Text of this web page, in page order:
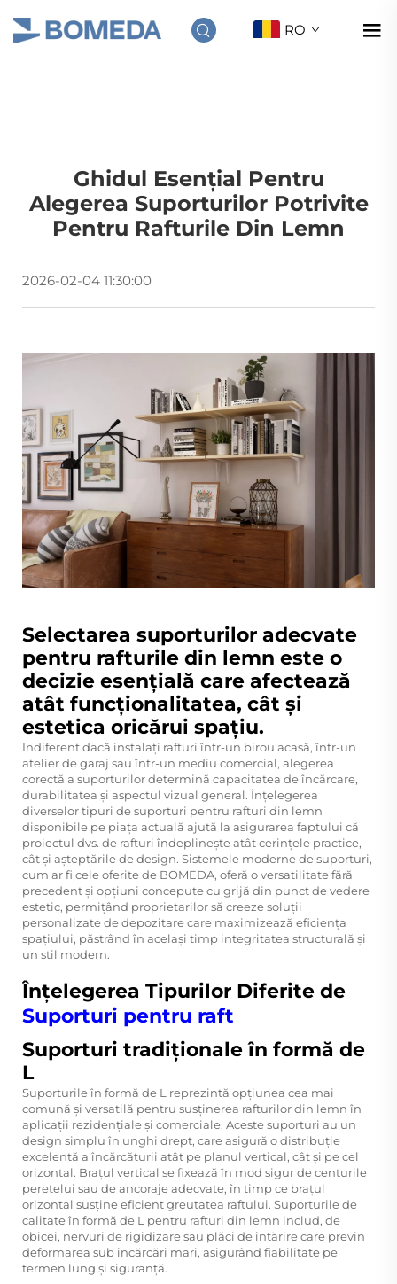
RO
Ghidul Esențial Pentru
Alegerea Suporturilor Potrivite
Pentru Rafturile Din Lemn
2026-02-04 11:30:00
Selectarea suporturilor adecvate
pentru rafturile din lemn este o
decizie esențială care afectează
atât funcționalitatea, cât și
estetica oricărui spațiu.
Indiferent dacă instalați rafturi într-un birou acasă, într-un
atelier de garaj sau într-un mediu comercial, alegerea
corectă a suporturilor determină capacitatea de încărcare,
durabilitatea și aspectul vizual general. Înțelegerea
diverselor tipuri de suporturi pentru rafturi din lemn
disponibile pe piața actuală ajută la asigurarea faptului că
proiectul dvs. de rafturi îndeplinește atât cerințele practice,
cât și așteptările de design. Sistemele moderne de suporturi,
cum ar fi cele oferite de BOMEDA, oferă o versatilitate fără
precedent și opțiuni concepute cu grijă din punct de vedere
estetic, permițând proprietarilor să creeze soluții
personalizate de depozitare care maximizează eficiența
spațiului, păstrând în același timp integritatea structurală și
un stil modern.
Înțelegerea Tipurilor Diferite de
Suporturi pentru raft
Suporturi tradiționale în formă de
L
Suporturile în formă de L reprezintă opțiunea cea mai
comună și versatilă pentru susținerea rafturilor din lemn în
aplicații rezidențiale și comerciale. Aceste suporturi au un
design simplu în unghi drept, care asigură o distribuție
excelentă a încărcăturii atât pe planul vertical, cât și pe cel
orizontal. Brațul vertical se fixează în mod sigur de centurile
peretelui sau de ancoraje adecvate, în timp ce brațul
orizontal susține eficient greutatea raftului. Suporturile de
calitate în formă de L pentru rafturi din lemn includ, de
obicei, nervuri de rigidizare sau plăci de întărire care previn
deformarea sub încărcări mari, asigurând fiabilitate pe
termen lung și siguranță.